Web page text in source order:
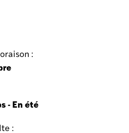
:
- En été
: